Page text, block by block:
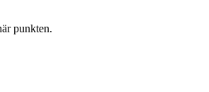
punkten.